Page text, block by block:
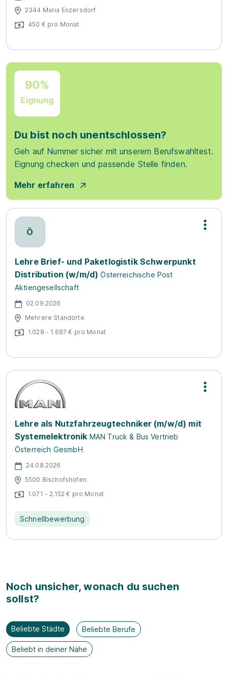
2344 Maria Enzersdorf
450 € pro Monat
90%
Eignung
Du bist noch unentschlossen?
Geh auf Nummer sicher mit unserem Berufswahltest.
Eignung checken und passende Stelle finden.
Mehr erfahren
Ö
Lehre Brief- und Paketlogistik Schwerpunkt
Distribution (w/m/d) Österreichische Post
Aktiengesellschaft
02.09.2026
Mehrere Standorte
1.028 - 1.687 € pro Monat
Lehre als Nutzfahrzeugtechniker (m/w/d) mit
Systemelektronik MAN Truck & Bus Vertrieb
Österreich GesmbH
24.08.2026
5500 Bischofshofen
1.071 - 2.152 € pro Monat
Schnellbewerbung
Noch unsicher, wonach du suchen
sollst?
Beliebte Städte Beliebte Berufe
Beliebt in deiner Nähe